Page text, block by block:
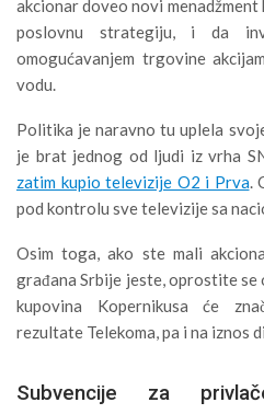
akcionar doveo novi
poslovnu strategiju, i da
omogućavanjem trgovine
vodu.
Politika je naravno tu uplela
je brat jednog od ljudi iz vrha
zatim kupio televizije O2 i Prva.
pod kontrolu sve televizije sa
Osim toga, ako ste mali
građana Srbije jeste, oprostite se
kupovina Kopernikusa će
rezultate Telekoma, pa i na iznos
Subvencije za